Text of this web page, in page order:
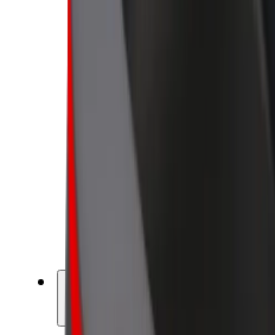
Sofőr kereset